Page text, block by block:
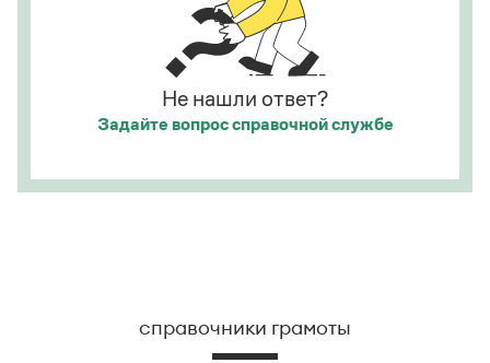
а исполнитель — из корыстных побуждений
«Инновация сезона» и «Признание аудитории»
Не нашли ответ?
Задайте вопроссправочной службе
справочники грамоты